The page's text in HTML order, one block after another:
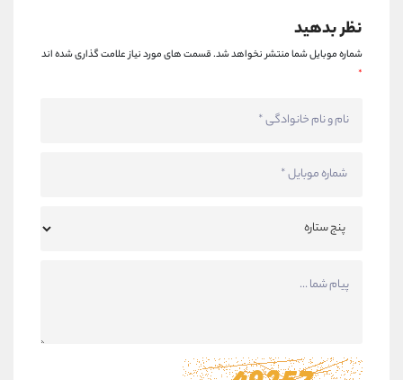
نظر بدهید
شماره موبایل شما منتشر نخواهد شد.قسمت های مورد نیاز علامت گذاری شده اند
*